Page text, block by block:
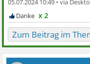
05.07.2024 10:49 •
x 2
Zum Beitrag im